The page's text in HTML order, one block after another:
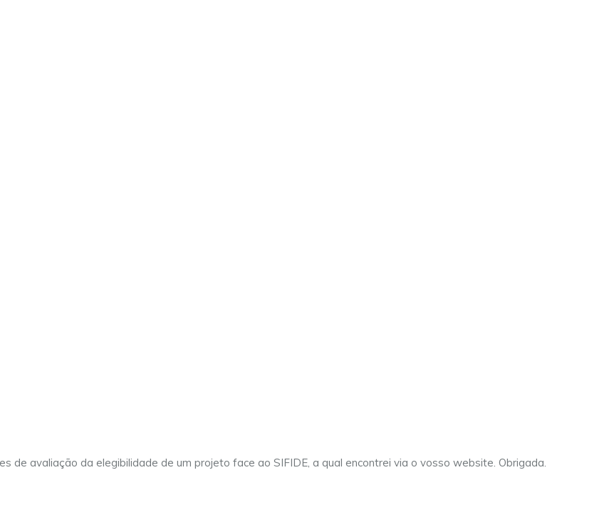
de avaliação da elegibilidade de um projeto face ao SIFIDE, a qual encontrei via o vosso website. Obrigada.